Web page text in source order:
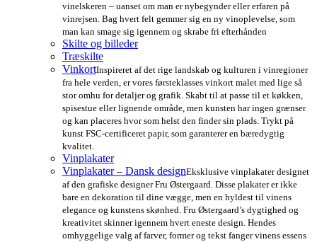
vinelskeren – uanset om man er nybegynder eller erfaren på
vinrejsen. Bag hvert felt gemmer sig en ny vinoplevelse, som
man kan smage sig igennem og skrabe fri efterhånden
Skilte og billeder
Træskilte
VinkortInspireret af det rige landskab og kulturen i vinregioner
fra hele verden, er vores førsteklasses vinkort malet med lige så
stor omhu for detaljer og grafik. Skabt til at passe til et køkken,
spisestue eller lignende område, men kunsten har ingen grænser
og kan placeres hvor som helst den finder sin plads. Trykt på
kunst FSC-certificeret papir, som garanterer en bæredygtig
kvalitet.
Vinplakater
Vinplakater – Dansk designEksklusive vinplakater designet
af den grafiske designer Fru Østergaard. Disse plakater er ikke
bare en dekoration til dine vægge, men en hyldest til vinens
elegance og kunstens skønhed. Fru Østergaard’s dygtighed og
kreativitet skinner igennem hvert eneste design. Hendes
omhyggelige valg af farver, former og tekst fanger vinens essens